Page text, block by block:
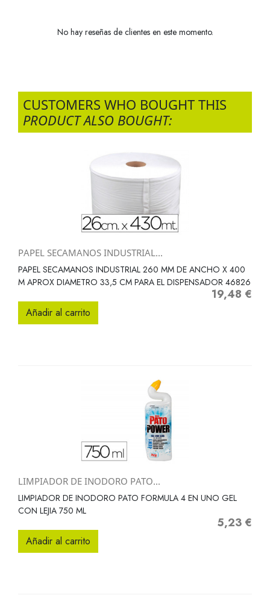
No hay reseñas de clientes en este momento.
CUSTOMERS WHO BOUGHT THIS
PRODUCT ALSO BOUGHT:
PAPEL SECAMANOS INDUSTRIAL...
PAPEL SECAMANOS INDUSTRIAL 260 MM DE ANCHO X 400
M APROX DIAMETRO 33,5 CM PARA EL DISPENSADOR 46826
Precio
19,48 €
Añadir al carrito
LIMPIADOR DE INODORO PATO...
LIMPIADOR DE INODORO PATO FORMULA 4 EN UNO GEL
CON LEJIA 750 ML
Precio
5,23 €
Añadir al carrito